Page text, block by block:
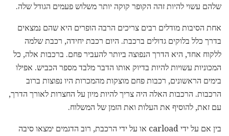
שלהם עשוי להיות זהה הקופר קוקה יותר משלוש פעמים הגודל שלה.
אחת הסיבות מודלים רבים צריכים הרבה הופרים היא שהם נמצאים
בדרך כלל בלוקים גדולים ברכבת. היום רכבת יחידה, רכבת שלמה
ללקוח אחד, היא הדרך הנפוצה ביותר להעביר פחם. ברכבות אלה, כל
המכוניות עשויות להיות בדיוק אותו הדבר מלבד מספר הכביש. אפילו
בימים הראשונים, רכבות פחם מוצקות מהמכרות היו נפוצות ברוב
הרכבות. הרכבות האלה היה צריך להיות מיון על החצרות לאורך הדרך,
עם זאת, להוסיף את העלות ואת הזמן של המשלוח.
בין אם על ידי carload או על ידי הרכבת, רוב הדגמים ימצאו סיבה